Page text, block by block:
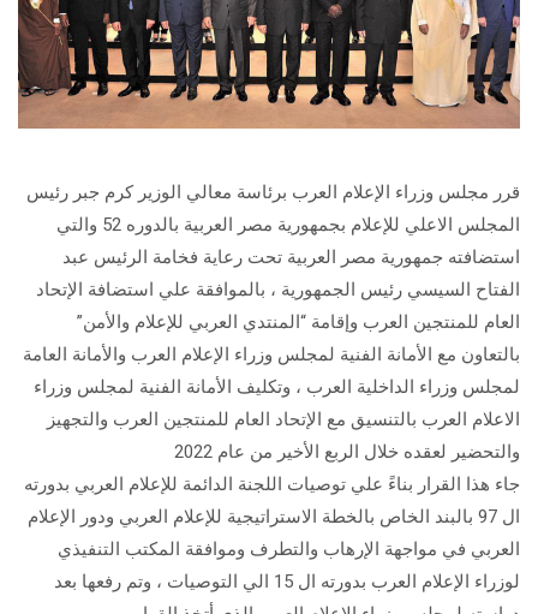
قرر مجلس وزراء الإعلام العرب برئاسة معالي الوزير كرم جبر رئيس
المجلس الاعلي للإعلام بجمهورية مصر العربية بالدوره 52 والتي
استضافته جمهورية مصر العربية تحت رعاية فخامة الرئيس عبد
الفتاح السيسي رئيس الجمهورية ، بالموافقة علي استضافة الإتحاد
العام للمنتجين العرب وإقامة “المنتدي العربي للإعلام والأمن”
بالتعاون مع الأمانة الفنية لمجلس وزراء الإعلام العرب والأمانة العامة
لمجلس وزراء الداخلية العرب ، وتكليف الأمانة الفنية لمجلس وزراء
الاعلام العرب بالتنسيق مع الإتحاد العام للمنتجين العرب والتجهيز
والتحضير لعقده خلال الربع الأخير من عام 2022
جاء هذا القرار بناءً علي توصيات اللجنة الدائمة للإعلام العربي بدورته
ال 97 بالبند الخاص بالخطة الاستراتيجية للإعلام العربي ودور الإعلام
العربي في مواجهة الإرهاب والتطرف وموافقة المكتب التنفيذي
لوزراء الإعلام العرب بدورته ال 15 الي التوصيات ، وتم رفعها بعد